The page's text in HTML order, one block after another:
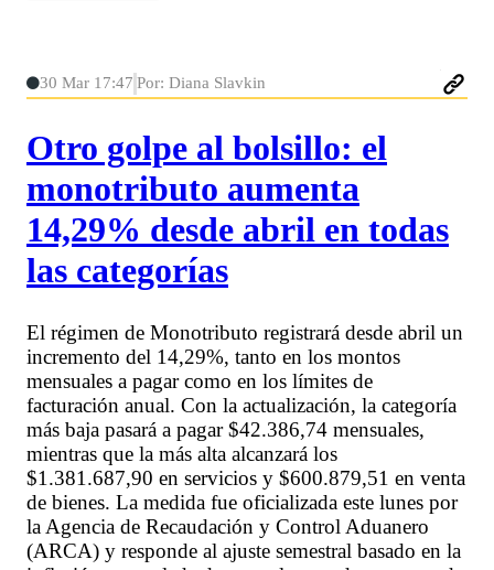
30 Mar 17:47 Por: Diana Slavkin
Otro golpe al bolsillo: el
monotributo aumenta
14,29% desde abril en todas
las categorías
El régimen de Monotributo registrará desde abril un
incremento del 14,29%, tanto en los montos
mensuales a pagar como en los límites de
facturación anual. Con la actualización, la categoría
más baja pasará a pagar $42.386,74 mensuales,
mientras que la más alta alcanzará los
$1.381.687,90 en servicios y $600.879,51 en venta
de bienes. La medida fue oficializada este lunes por
la Agencia de Recaudación y Control Aduanero
(ARCA) y responde al ajuste semestral basado en la